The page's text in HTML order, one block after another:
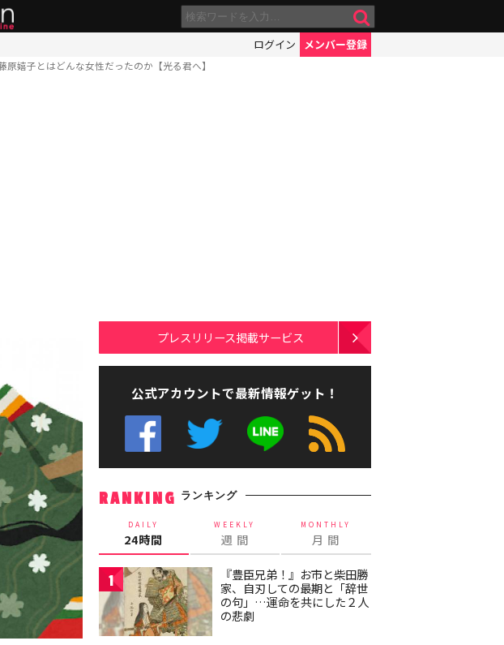
ログイン メンバー登録
嬉子とはどんな女性だったのか【光る君へ】
プレスリリース掲載サービス
公式アカウントで最新情報ゲット！
RANKING ランキング
DAILY
24時間
WEEKLY
週 間
MONTHLY
月 間
1
『豊臣兄弟！』お市と柴田勝
家、自刃しての最期と「辞世
の句」…運命を共にした２人
の悲劇